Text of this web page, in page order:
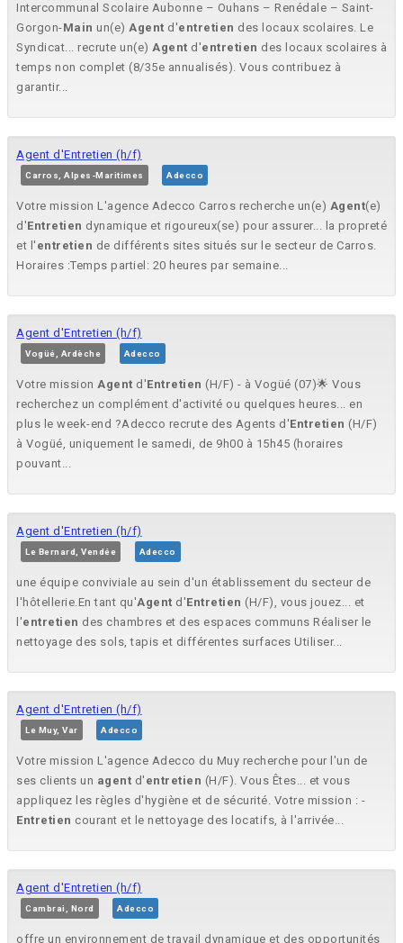
Intercommunal Scolaire Aubonne – Ouhans – Renédale – Saint-
Gorgon-Main un(e) Agent d'entretien des locaux scolaires. Le
Syndicat... recrute un(e) Agent d'entretien des locaux scolaires à
temps non complet (8/35e annualisés). Vous contribuez à
garantir...
Agent d'Entretien (h/f)
Carros, Alpes-Maritimes Adecco
Votre mission L'agence Adecco Carros recherche un(e) Agent(e)
d'Entretien dynamique et rigoureux(se) pour assurer... la propreté
et l' entretien de différents sites situés sur le secteur de Carros.
Horaires :Temps partiel: 20 heures par semaine...
Agent d'Entretien (h/f)
Vogüé, Ardèche Adecco
Votre mission Agent d'Entretien (H/F) - à Vogüé (07)🌟 Vous
recherchez un complément d'activité ou quelques heures... en
plus le week-end ?Adecco recrute des Agents d'Entretien (H/F)
à Vogüé, uniquement le samedi, de 9h00 à 15h45 (horaires
pouvant...
Agent d'Entretien (h/f)
Le Bernard, Vendée Adecco
une équipe conviviale au sein d'un établissement du secteur de
l'hôtellerie.En tant qu'Agent d'Entretien (H/F), vous jouez... et
l'entretien des chambres et des espaces communs Réaliser le
nettoyage des sols, tapis et différentes surfaces Utiliser...
Agent d'Entretien (h/f)
Le Muy, Var Adecco
Votre mission L'agence Adecco du Muy recherche pour l'un de
ses clients un agent d' entretien (H/F). Vous Êtes... et vous
appliquez les règles d'hygiène et de sécurité. Votre mission : -
Entretien courant et le nettoyage des locatifs, à l'arrivée...
Agent d'Entretien (h/f)
Cambrai, Nord Adecco
offre un environnement de travail dynamique et des opportunités